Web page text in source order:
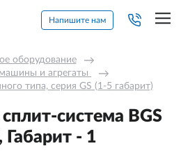
Напишите нам
оборудование →
и агрегаты →
типа, серия GS (1-5 габарит)
система BGS
Габарит - 1